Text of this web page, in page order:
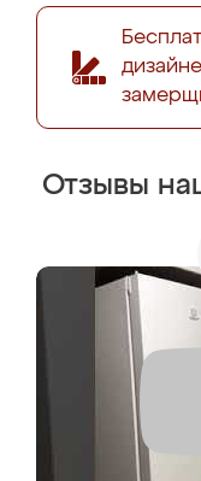
Отзывы